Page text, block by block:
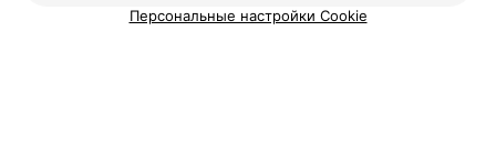
Пользовательское соглашение
Способы оплаты
Персональные настройки Cookie